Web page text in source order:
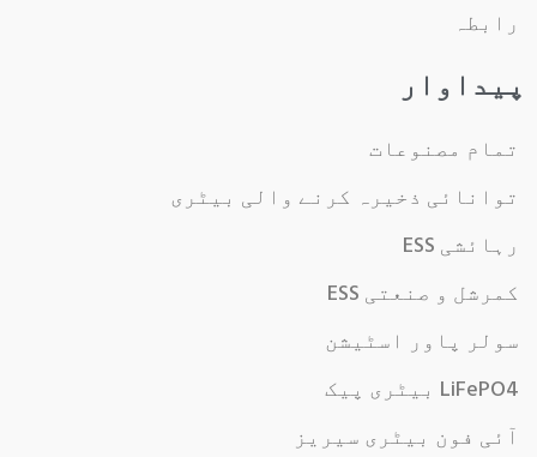
رابطہ
پیداوار
تمام مصنوعات
توانائی ذخیرہ کرنے والی بیٹری
رہائشی ESS
کمرشل و صنعتی ESS
سولر پاور اسٹیشن
LiFePO4 بیٹری پیک
آئی فون بیٹری سیریز